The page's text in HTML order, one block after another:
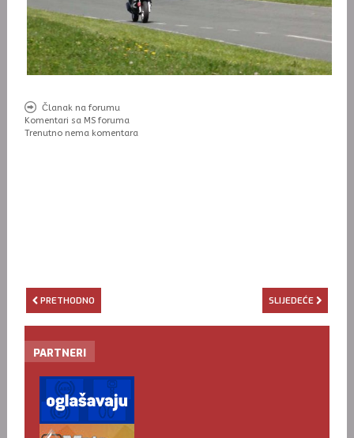
Članak na forumu
Komentari sa MS foruma
Trenutno nema komentara
PRETHODNO SLIJEDEĆE
PARTNERI